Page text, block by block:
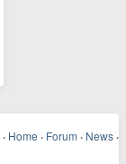
· Home · Forum · News ·